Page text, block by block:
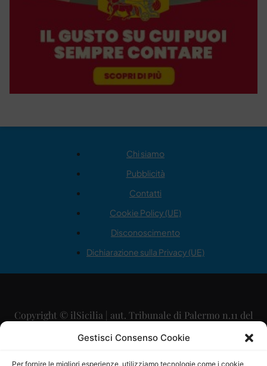
Gestisci Consenso Cookie
Per fornire le migliori esperienze, utilizziamo tecnologie come i cookie
Chi siamo
Pubblicità
Contatti
Cookie Policy (UE)
Disconoscimento
Dichiarazione sulla Privacy (UE)
Copyright © ilSicilia | aut. Tribunale di Palermo n.11 del
29/09/2015